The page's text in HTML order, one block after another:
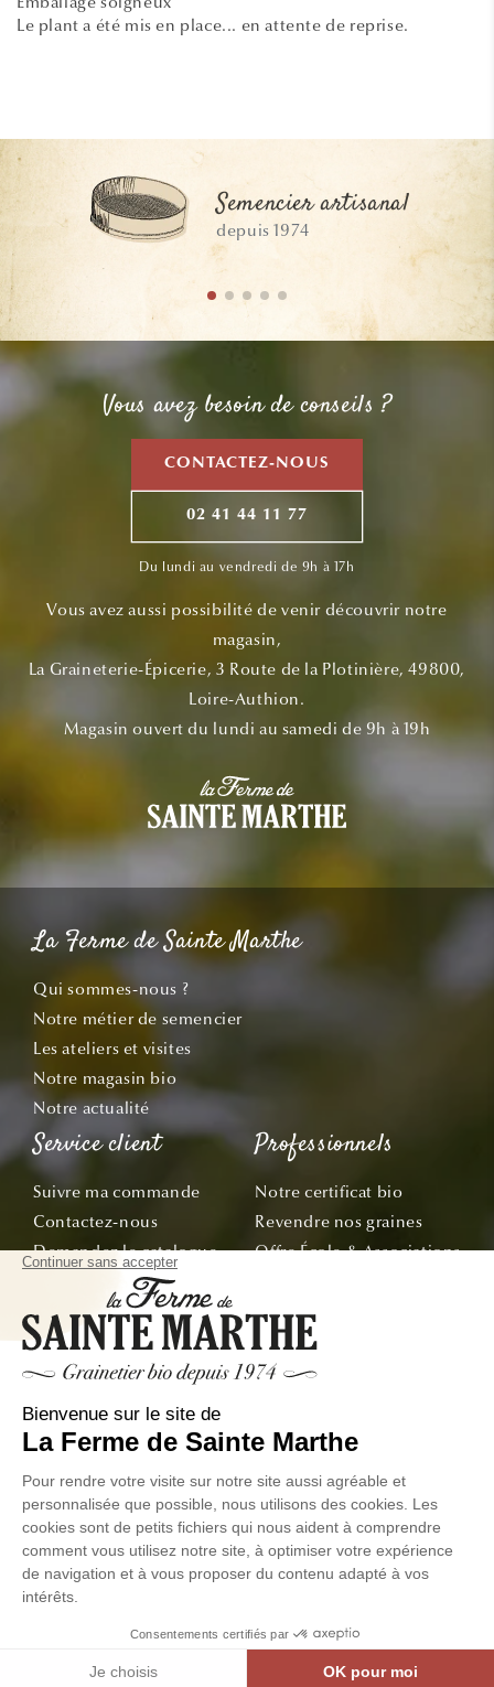
Le plant a été mis en place... en attente de reprise.
Semencier artisanal
depuis 1974
Vous avez besoin de conseils ?
CONTACTEZ-NOUS
02 41 44 11 77
Du lundi au vendredi de 9h à 17h
Vous avez aussi possibilité de venir découvrir notre
magasin,
La Graineterie-Épicerie, 3 Route de la Plotinière, 49800,
Loire-Authion.
Magasin ouvert du lundi au samedi de 9h à 19h
La Ferme de Sainte Marthe
Qui sommes-nous ?
Notre métier de semencier
Les ateliers et visites
Notre magasin bio
Notre actualité
Service client
Suivre ma commande
Contactez-nous
Demandez le catalogue
Bon de commande
Tous nos conseils
Professionnels
Notre certificat bio
Revendre nos graines
Offre École & Associations
Abonnez-vous
E-mail
© La Ferme de Sainte Marthe - Tous droit réservés
Données
Linkedin
YouTube